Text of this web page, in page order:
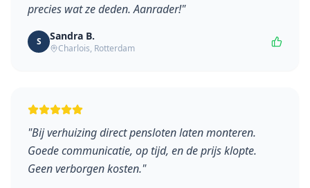
precies wat ze deden. Aanrader!"
S Sandra B.
Charlois, Rotterdam
"Bij verhuizing direct pensloten laten monteren.
Goede communicatie, op tijd, en de prijs klopte.
Geen verborgen kosten."